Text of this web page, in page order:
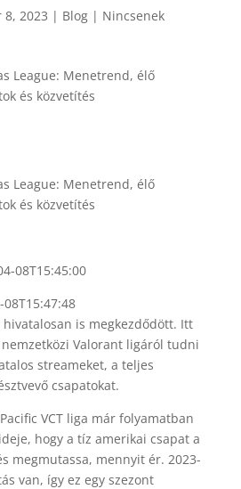
8, 2023 | Blog| Nincsenek
08T15:45:00
hivatalosan is megkezdődött. Itt
Valorant ligáról tudni
streameket, a teljes
csapatokat.
VCT liga már folyamatban
hogy a tíz amerikai csapat a
megmutassa, mennyit ér. 2023-
van, így ez egy szezont